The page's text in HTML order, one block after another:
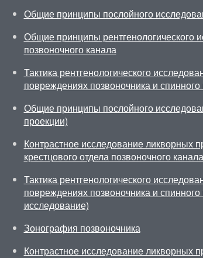
Общие принципы послойного
Общие принципы рентгенологического
позвоночного канала
Тактика рентгенологического
повреждениях позвоночника и
Общие принципы послойного
проекции)
Контрастное исследование ликворных
крестцового отдела позвоночного
Тактика рентгенологического
повреждениях позвоночника и спинного
исследование)
Зонография позвоночника
Контрастное исследование ликворных